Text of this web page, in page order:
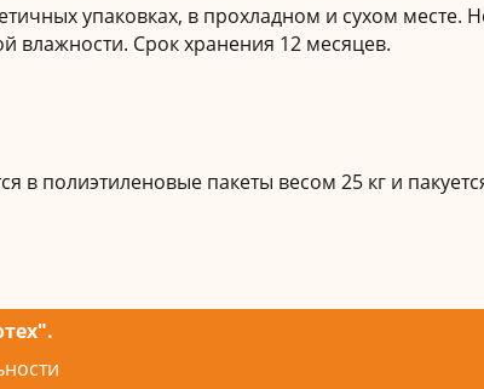
упаковках, в прохладном и сухом месте.
влажности. Срок хранения 12 месяцев.
в полиэтиленовые пакеты весом 25 кг и